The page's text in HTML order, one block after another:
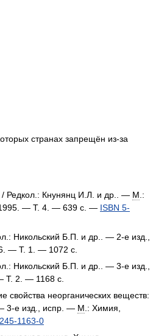
странах запрещён из-за
/ Редкол.: Кнунянц И.Л. и др.. — М .:
1995. — Т. 4. — 639 с. — ISBN 5-
Никольский Б.П. и др.. — 2-е изд.,
— Т. 1. — 1072 с.
Никольский Б.П. и др.. — 3-е изд.,
Т. 2. — 1168 с.
свойства неорганических веществ:
3-е изд., испр. — М .: Химия,
1163-0